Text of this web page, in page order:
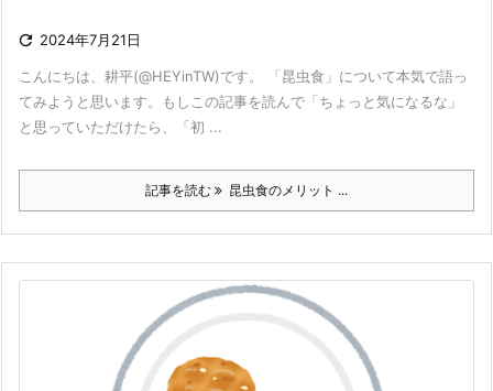
 2024年7月21日
こんにちは、耕平(@HEYinTW)です。 「昆虫食」について本気で語っ
てみようと思います。もしこの記事を読んで「ちょっと気になるな」
と思っていただけたら、「初 ...
記事を読む 昆虫食のメリット ...